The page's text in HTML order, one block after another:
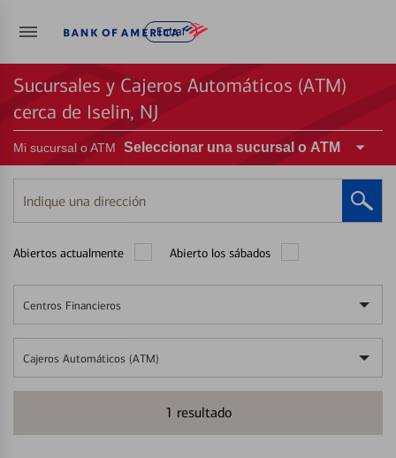
Entrar
Sucursales y Cajeros Automáticos (ATM)
cerca de Iselin, NJ
Mi sucursal o ATM Seleccionar una sucursal o ATM
Indique
una
Abiertos actualmente Abierto los sábados
Centros Financieros
Cajeros Automáticos (ATM)
1 resultado